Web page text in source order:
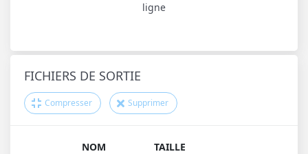
ligne
FICHIERS DE SORTIE
Compresser Supprimer
NOM
TAILLE